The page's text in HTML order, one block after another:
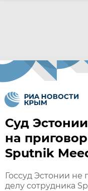
Суд
на
Sputnik
Госсуд Эстонии
делу сотрудника